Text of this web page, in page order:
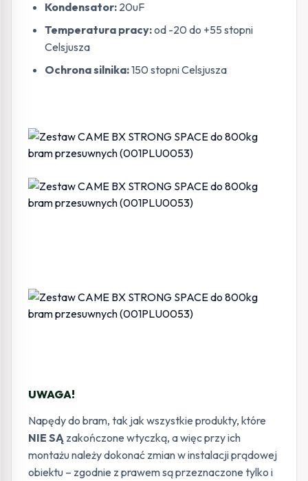
Kondensator: 20uF
Temperatura pracy:od -20 do +55 stopni
Celsjusza
Ochrona silnika:150 stopni Celsjusza
UWAGA!
Napędy do bram, tak jak wszystkie produkty, które
NIE SĄ zakończone wtyczką, a więc przy ich
montażu należy dokonać zmian w instalacji prądowej
obiektu – zgodnie z prawem są przeznaczone tylko i